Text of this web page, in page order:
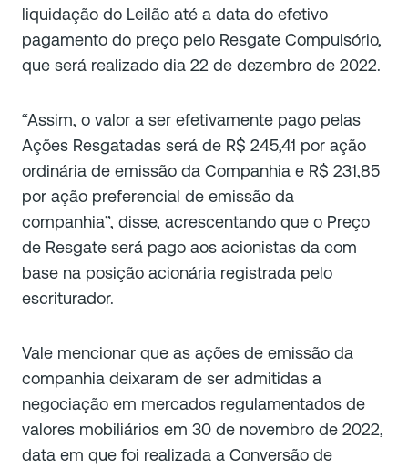
liquidação do Leilão até a data do efetivo
pagamento do preço pelo Resgate Compulsório,
que será realizado dia 22 de dezembro de 2022.
“Assim, o valor a ser efetivamente pago pelas
Ações Resgatadas será de R$ 245,41 por ação
ordinária de emissão da Companhia e R$ 231,85
por ação preferencial de emissão da
companhia”, disse, acrescentando que o Preço
de Resgate será pago aos acionistas da com
base na posição acionária registrada pelo
escriturador.
Vale mencionar que as ações de emissão da
companhia deixaram de ser admitidas a
negociação em mercados regulamentados de
valores mobiliários em 30 de novembro de 2022,
data em que foi realizada a Conversão de